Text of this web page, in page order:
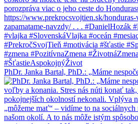
PhDr. Janka Bartal, PhD.: „Máme